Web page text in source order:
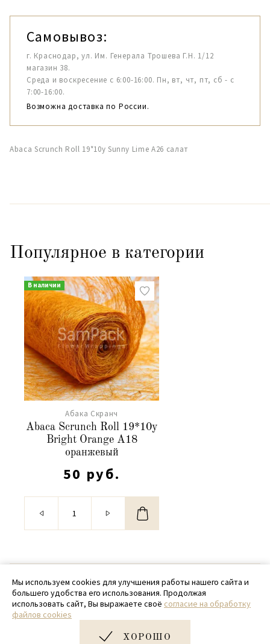
Самовывоз:
г. Краснодар, ул. Им. Генерала Трошева Г.Н. 1/12
магазин 38.
Среда и воскресение с 6:00-16:00. Пн, вт, чт, пт, сб - с
7:00-16:00.
Возможна доставка по России.
Abaca Scrunch Roll 19*10y Sunny Lime A26 салат
Популярное в категории
В наличии
Абака Скранч
Abaca Scrunch Roll 19*10y
Bright Orange А18
оранжевый
50 руб.
© 2020 - 2026 SamPack
+ 7 (918) 699-97-87
zakaz@sampack.store
Мы используем cookies для улучшения работы нашего сайта и
большего удобства его использования. Продолжая
использовать сайт, Вы выражаете своё согласие на обработку
файлов cookies
ХОРОШО